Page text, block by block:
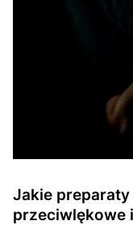
Jakie
przeciwlękowe